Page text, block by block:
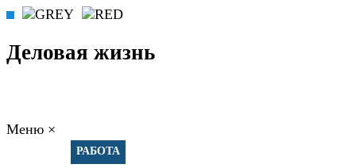
Деловая жизнь
Меню ×
РАБОТА